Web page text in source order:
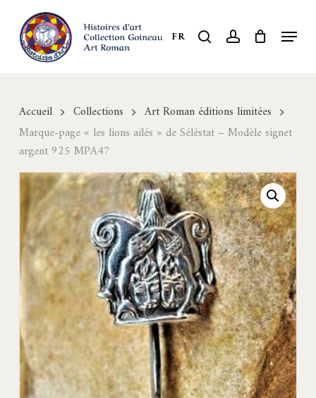
main
content
FR search account Menu
Accueil Collections
Art Roman éditions limitées
Marque-page « les lions ailés » de Séléstat – Modèle signet
argent 925 MPA47
Close